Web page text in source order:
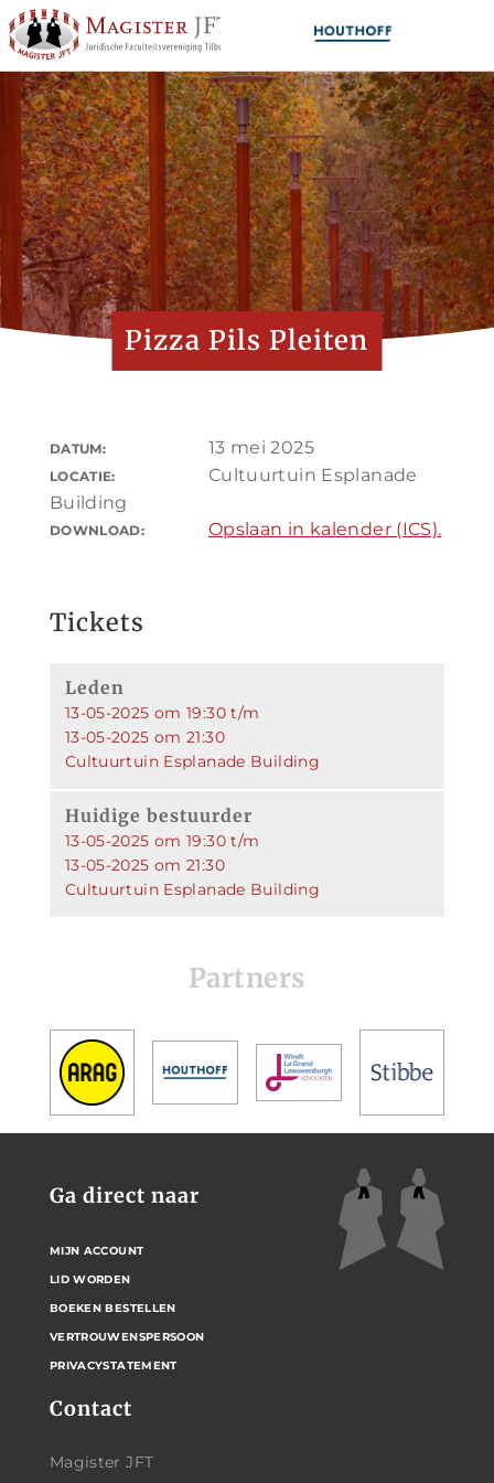
Pizza Pils Pleiten
DATUM: 13 mei 2025
LOCATIE:
Cultuurtuin Esplanade
Building
DOWNLOAD: Opslaan in kalender (ICS).
Tickets
Leden
13-05-2025 om 19:30 t/m
13-05-2025 om 21:30
Cultuurtuin Esplanade Building
Huidige bestuurder
13-05-2025 om 19:30 t/m
13-05-2025 om 21:30
Cultuurtuin Esplanade Building
Partners
Contact
Magister JFT
Ga direct naar
MIJN ACCOUNT
LID WORDEN
BOEKEN BESTELLEN
VERTROUWENSPERSOON
PRIVACYSTATEMENT